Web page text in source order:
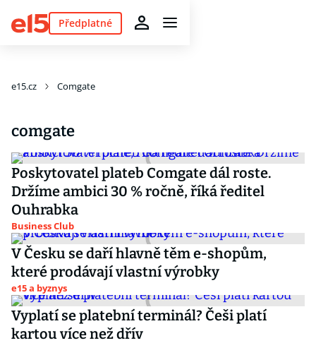
Předplatné
e15.cz Comgate
comgate
Poskytovatel plateb Comgate dál roste.
Držíme ambici 30 % ročně, říká ředitel
Ouhrabka
Business Club
V Česku se daří hlavně těm e-shopům,
které prodávají vlastní výrobky
e15 a byznys
Vyplatí se platební terminál? Češi platí
kartou více než dřív